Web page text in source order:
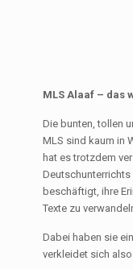
MLS Alaaf – das
Die bunten, tollen
MLS sind kaum in
hat es trotzdem
beschäftigt, ihre
Texte zu
Dabei haben sie
verkleidet sich